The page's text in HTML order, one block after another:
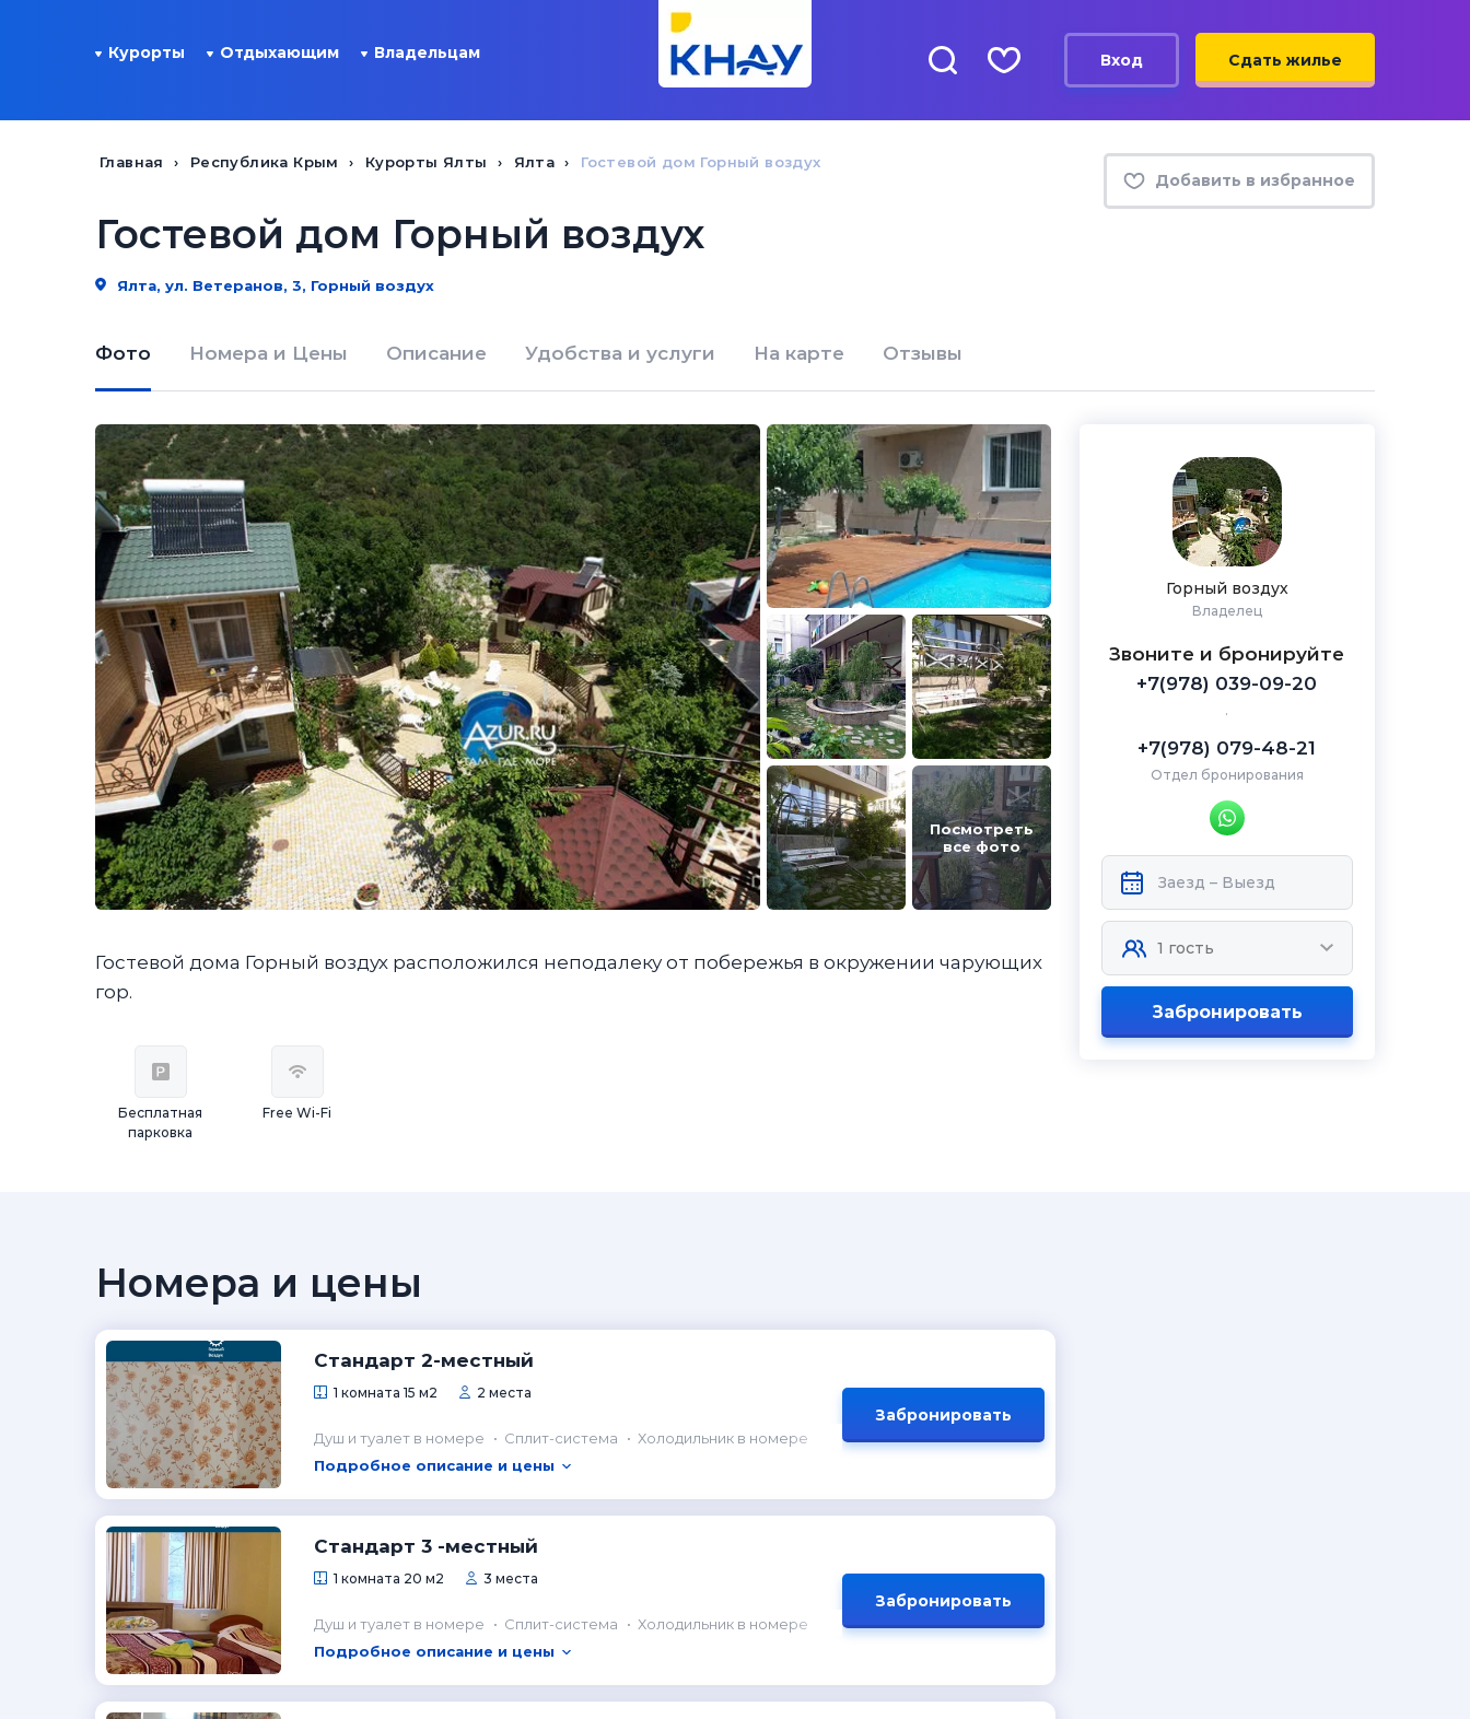
Курорты Отдыхающим Владельцам Вход Сдать жилье
Главная Республика Крым Курорты Ялты Ялта Гостевой дом Горный воздух
Добавить в избранное
Гостевой дом Горный воздух
Ялта, ул. Ветеранов, 3, Горный воздух
Фото Номера и Цены Описание Удобства и услуги На карте Отзывы
Посмотреть
все фото
Горный воздух
Владелец
Звоните и бронируйте
+7(978) 039-09-20
.
+7(978) 079-48-21
Отдел бронирования
Забронировать
Гостевой дома Горный воздух расположился неподалеку от побережья в окружении чарующих
гор.
Бесплатная
парковка
Free Wi-Fi
Номера и цены
Стандарт 2-местный
1 комната 15 м2 2 места
Душ и туалет в номере Сплит-система
Холодильник в номере
Подробное описание и цены
Забронировать
Стандарт 3 -местный
1 комната 20 м2 3 места
Душ и туалет в номере Сплит-система
Холодильник в номере
Подробное описание и цены
Забронировать